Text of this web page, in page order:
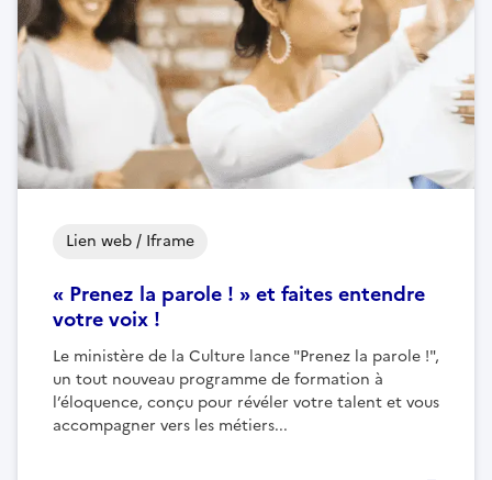
« Prenez la parole ! » et faites entendre
votre voix !
Le ministère de la Culture lance "Prenez la parole !",
un tout nouveau programme de formation à
l’éloquence, conçu pour révéler votre talent et vous
accompagner vers les métiers...
Lien web / Iframe